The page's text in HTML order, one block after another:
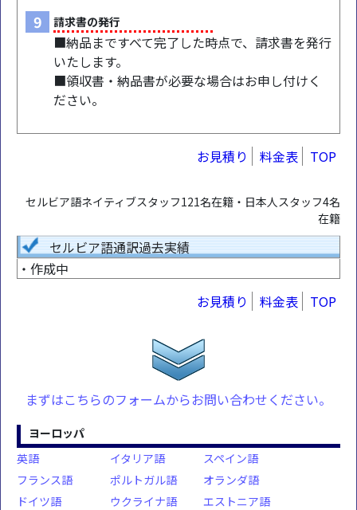
9 請求書の発行
■納品まですべて完了した時点で、請求書を発行
いたします。
■領収書・納品書が必要な場合はお申し付けく
ださい。
お見積り 料金表 TOP
セルビア語ネイティブスタッフ121名在籍・日本人スタッフ4名
在籍
セルビア語通訳過去実績
・作成中
お見積り
料金表 TOP
まずはこちらのフォームからお問い合わせください。
ヨーロッパ
英語
イタリア語
スペイン語
フランス語
ポルトガル語
オランダ語
ドイツ語
ウクライナ語
エストニア語